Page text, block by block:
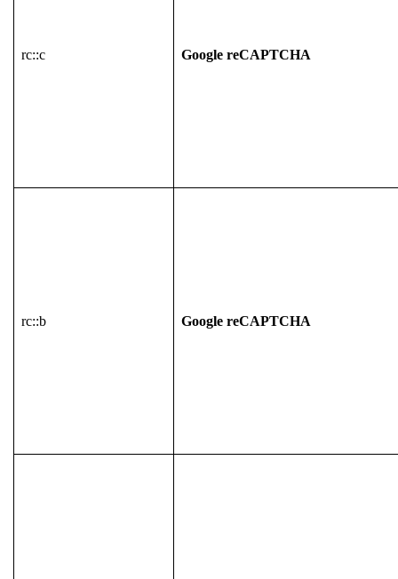
rc::c Google reCAPTCHA
rc::b Google reCAPTCHA